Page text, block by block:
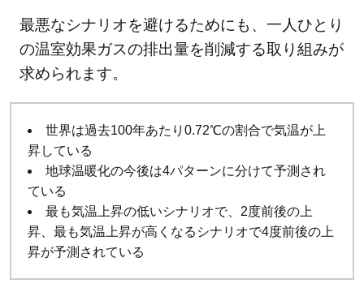
最悪なシナリオを避けるためにも、一人ひとり
の温室効果ガスの排出量を削減する取り組みが
求められます。
世界は過去100年あたり0.72℃の割合で気温が上
昇している
地球温暖化の今後は4パターンに分けて予測され
ている
最も気温上昇の低いシナリオで、2度前後の上
昇、最も気温上昇が高くなるシナリオで4度前後の上
昇が予測されている